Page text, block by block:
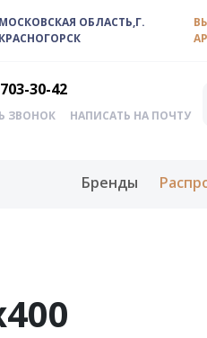
МОСКОВСКАЯ ОБЛАСТЬ,Г.
КРАСНОГОРСК
30-42
ЗВОНОК НАПИСАТЬ НА ПОЧТУ
Бренды